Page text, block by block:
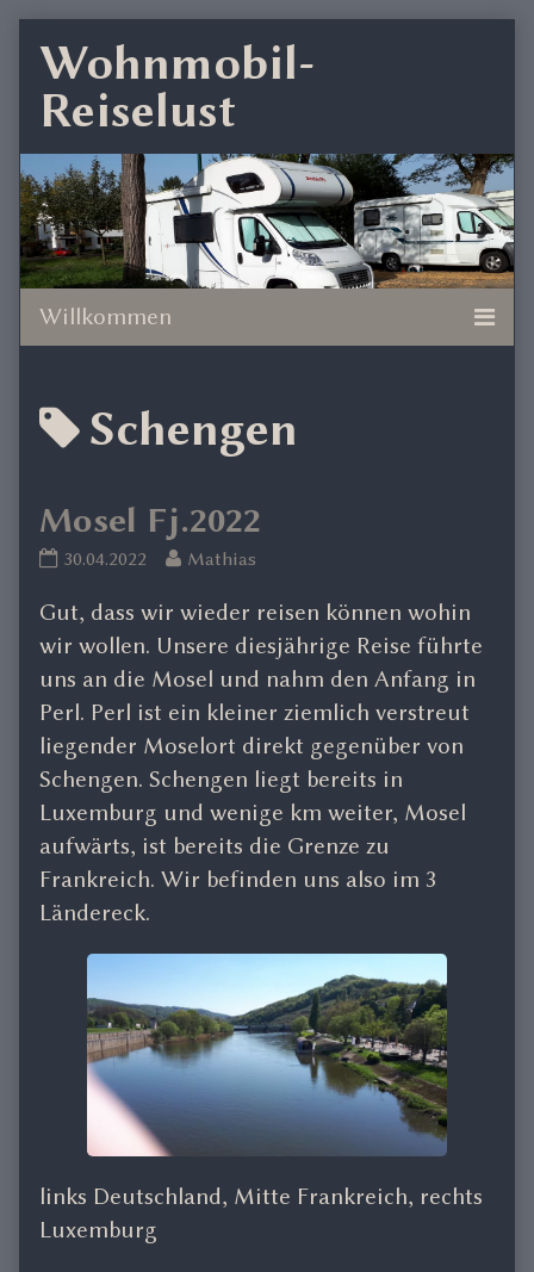
content
Wohnmobil-
Reiselust
Posts
tagged
Schengen
Mosel Fj.2022
Mosel
published
on
30.04.2022
Read
posts
by
the
of
Mosel
Fj.2022,
Mathias
Gut, dass wir wieder reisen können wohin
wir wollen. Unsere diesjährige Reise führte
uns an die Mosel und nahm den Anfang in
Perl. Perl ist ein kleiner ziemlich verstreut
liegender Moselort direkt gegenüber von
Schengen. Schengen liegt bereits in
Luxemburg und wenige km weiter, Mosel
aufwärts, ist bereits die Grenze zu
Frankreich. Wir befinden uns also im 3
Ländereck.
links Deutschland, Mitte Frankreich, rechts
Luxemburg